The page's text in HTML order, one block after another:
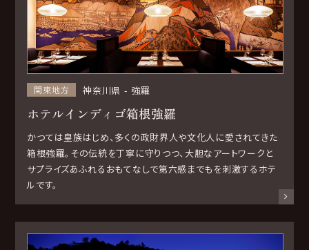
関東地方 神奈川県 強羅
ホテルインディゴ箱根強羅
かつては皇族はじめ、多くの政財界人や文化人に愛されてきた
箱根強羅。その伝統を丁寧に守りつつ、大胆なアートワークと
サプライズあふれるおもてなしで第六感までもを刺激するホテ
ルです。